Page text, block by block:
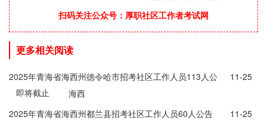
扫码关注公众号：厚职社区工作者考试网
更多相关阅读
2025年青海省海西州德令哈市招考社区工作人员113人公
告
11-25
即将截止
海西
2025年青海省海西州都兰县招考社区工作人员60人公告
11-25